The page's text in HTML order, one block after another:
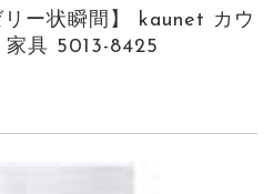
ー状瞬間】 kaunet カウ
具 5013-8425